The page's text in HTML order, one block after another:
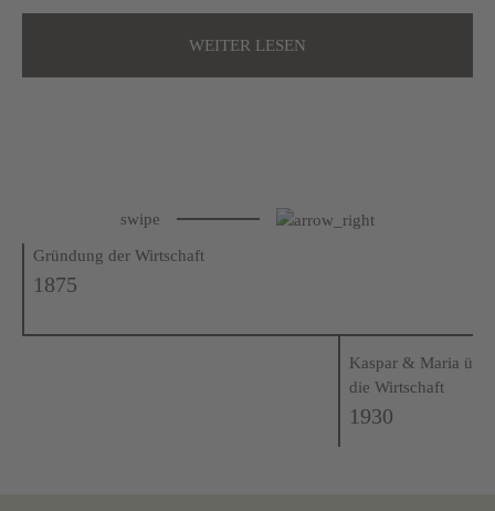
WEITER LESEN
swipe
Gründung der Wirtschaft
1875
Kaspar & Maria
die Wirtschaft
1930